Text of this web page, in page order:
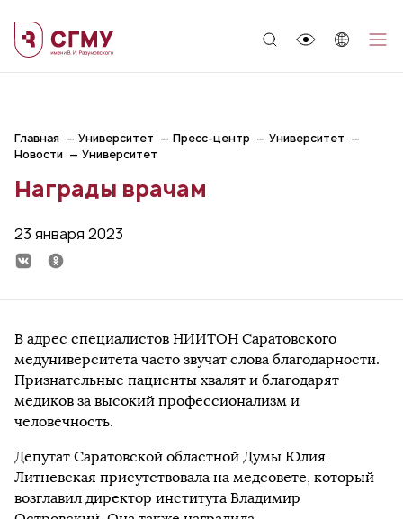
Главная Университет Пресс-центр
Университет
Новости
Университет
Награды врачам
23 января 2023
В адрес специалистов НИИТОН Саратовского
медуниверситета часто звучат слова благодарности.
Признательные пациенты хвалят и благодарят
медиков за высокий профессионализм и
человечность.
Депутат Саратовской областной Думы Юлия
Литневская присутствовала на медсовете, который
возглавил директор института Владимир